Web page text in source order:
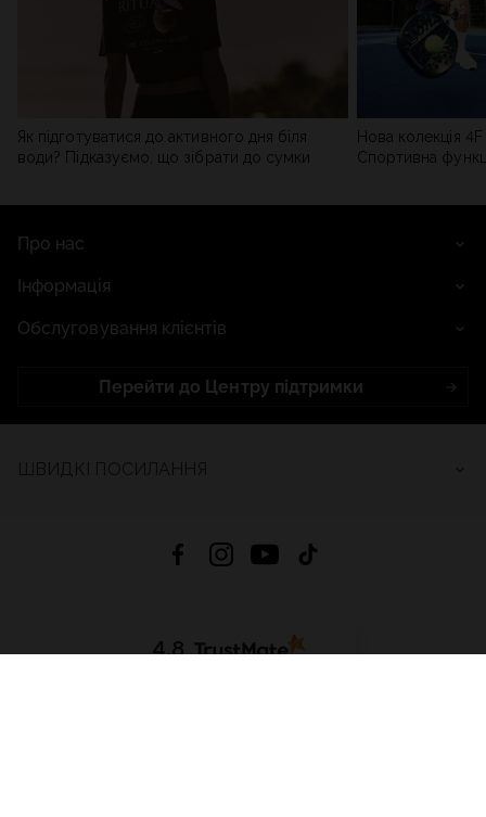
Як підготуватися до активного дня біля
води? Підказуємо, що зібрати до сумки
Нова колекція
Спортивна
Про нас
Інформація
Обслуговування клієнтів
Перейти до Центру підтримки
4.8